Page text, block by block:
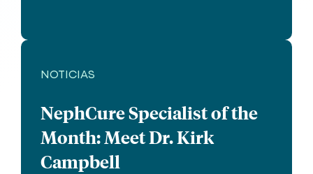
NOTICIAS
NephCure Specialist of the
Month: Meet Dr. Kirk
Campbell